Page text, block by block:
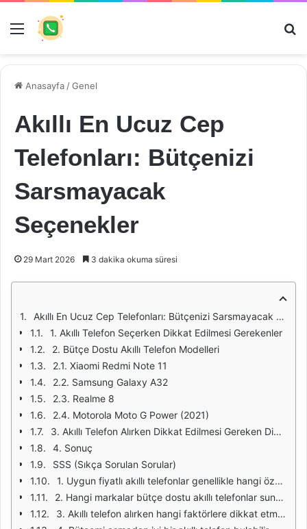
Menü
Anasayfa /Genel
Akıllı En Ucuz Cep
Telefonları: Bütçenizi
Sarsmayacak
Seçenekler
29 Mart 2026 3 dakika okuma süresi
Akıllı En Ucuz Cep Telefonları: Bütçenizi Sarsmayacak Seçenekler
1. Akıllı Telefon Seçerken Dikkat Edilmesi Gerekenler
2. Bütçe Dostu Akıllı Telefon Modelleri
2.1. Xiaomi Redmi Note 11
2.2. Samsung Galaxy A32
2.3. Realme 8
2.4. Motorola Moto G Power (2021)
3. Akıllı Telefon Alırken Dikkat Edilmesi Gereken Diğer Faktörler
4. Sonuç
SSS (Sıkça Sorulan Sorular)
1. Uygun fiyatlı akıllı telefonlar genellikle hangi özelliklere sahiptir?
2. Hangi markalar bütçe dostu akıllı telefonlar sunmaktadır?
3. Akıllı telefon alırken hangi faktörlere dikkat etmeliyim?